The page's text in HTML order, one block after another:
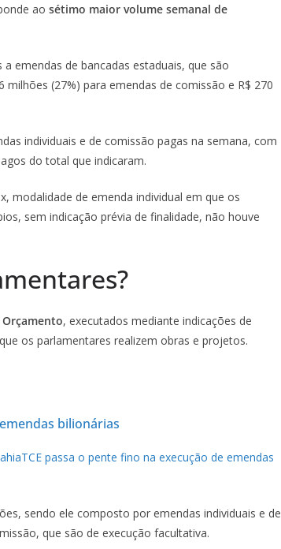
ao sétimo maior volume semanal de
emendas de bancadas estaduais, que são
milhões (27%) para emendas de comissão e R$ 270
individuais e de comissão pagas na semana, com
do total que indicaram.
modalidade de emenda individual em que os
sem indicação prévia de finalidade, não houve
, executados mediante indicações de
os parlamentares realizem obras e projetos.
bilionárias
TCE passa o pente fino na execução de emendas
sendo ele composto por emendas individuais e de
que são de execução facultativa.